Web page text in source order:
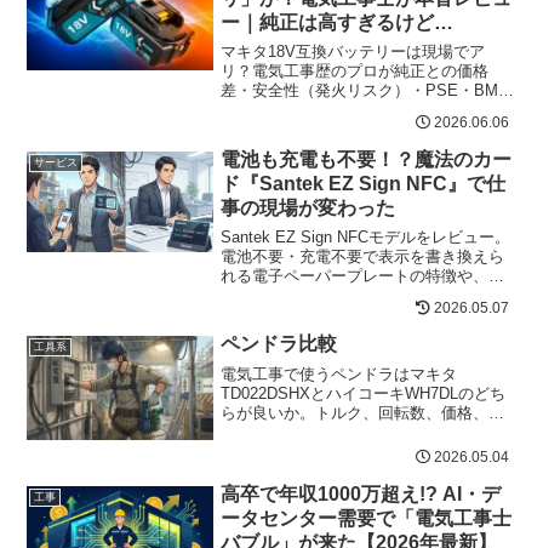
ー｜純正は高すぎるけど…
マキタ18V互換バッテリーは現場でア
リ？電気工事歴のプロが純正との価格
差・安全性（発火リスク）・PSE・BMS
2026.06.06
サービス
電池も充電も不要！？魔法のカー
ド『Santek EZ Sign NFC』で仕
事の現場が変わった
Santek EZ Sign NFCモデルをレビュー。
電池不要・充電不要で表示を書き換えら
れる電子ペーパープレートの特徴や、デ
板、デスク掲示板としての活用方法を紹
介します。
2026.05.07
工具系 ペンドラ比較
電気工事で使うペンドラはマキタ
TD022DSHXとハイコーキWH7DLのどち
らが良いか。トルク、回転数、価格、
2026.05.04
工事
高卒で年収1000万超え!? AI・デ
ータセンター需要で「電気工事士
バブル」が来た【2026年最新】